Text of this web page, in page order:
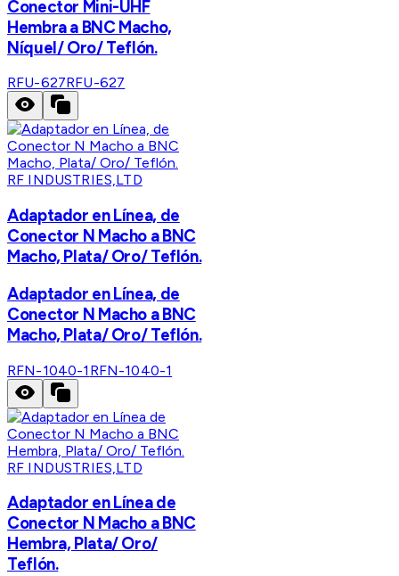
Conector Mini-UHF
Hembra a BNC Macho,
Níquel/ Oro/ Teflón.
RFU-627RFU-627
RF INDUSTRIES,LTD
Adaptador en Línea, de
Conector N Macho a BNC
Macho, Plata/ Oro/ Teflón.
Adaptador en Línea, de
Conector N Macho a BNC
Macho, Plata/ Oro/ Teflón.
RFN-1040-1 RFN-1040-1
RF INDUSTRIES,LTD
Adaptador en Línea de
Conector N Macho a BNC
Hembra, Plata/ Oro/
Teflón.